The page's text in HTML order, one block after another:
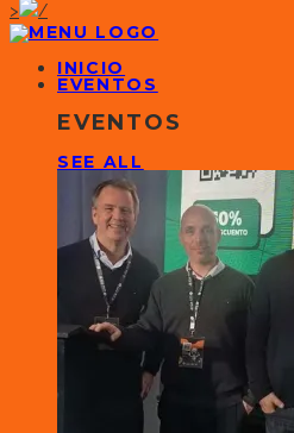
>
INICIO
EVENTOS
EVENTOS
SEE ALL